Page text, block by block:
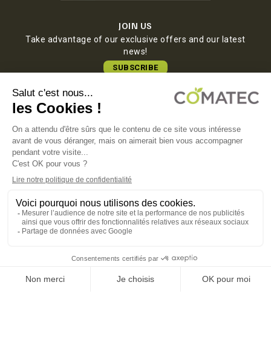
JOIN US
Take advantage of our exclusive offers and our latest
news!
SUBSCRIBE
COMATEC PACKAGING
11000 Carcassonne, FRANCE
TERMS OF SALES